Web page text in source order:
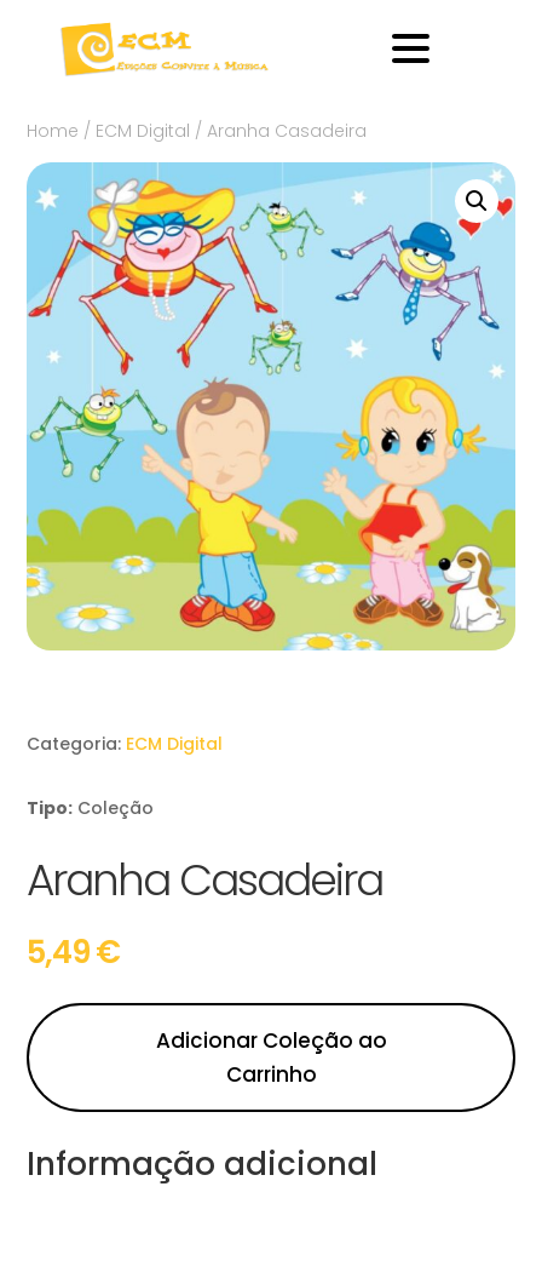
Home / ECM Digital / Aranha Casadeira
Categoria: ECM Digital
Tipo: Coleção
Aranha Casadeira
5,49€
Adicionar Coleção ao
Carrinho
Informação adicional